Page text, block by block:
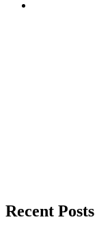
Recent Posts